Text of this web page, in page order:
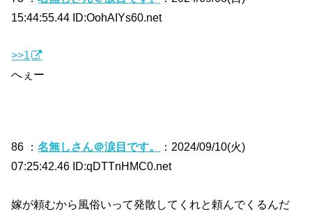
15:44:55.44 ID:OohAIYs60.net
>>1
へぇー
86 ：名無しさん＠涙目です。
：2024/09/10(火)
07:25:42.46 ID:qDTTnHMC0.net
嫁が頼むから風俗いって発散してくれと頼んでくるんだ